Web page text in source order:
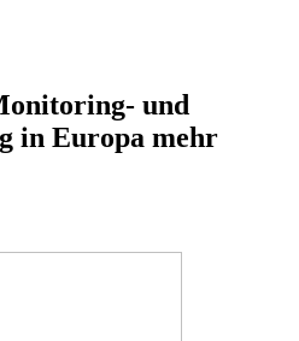
und
in Europa mehr